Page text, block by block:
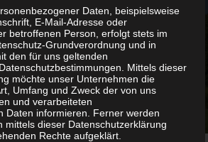
UND
VON OTT
Daten, beispielsweise
E-Mail-Adresse oder
betroffenen Person, erfolgt stets im
Grundverordnung und in
den für uns geltenden
Mittels dieser
möchte unser Unternehmen die
Umfang und Zweck der von uns
und verarbeiteten
Daten informieren. Ferner werden
mittels dieser Datenschutzerklärung
Rechte aufgeklärt.